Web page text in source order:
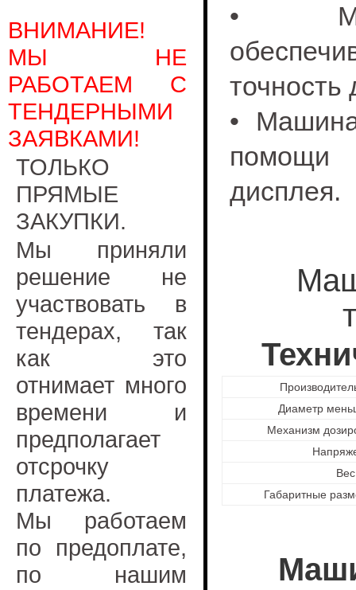
ВНИМАНИЕ!
МЫ НЕ
РАБОТАЕМ С
ТЕНДЕРНЫМИ
ЗАЯВКАМИ!
ТОЛЬКО
ПРЯМЫЕ
ЗАКУПКИ.
Мы приняли
решение не
участвовать в
тендерах, так
как это
отнимает много
времени и
предполагает
отсрочку
платежа.
Мы работаем
по предоплате,
по нашим
•
точность
•
помощи
дисплея.
Диаметр
Механизм
Габаритные